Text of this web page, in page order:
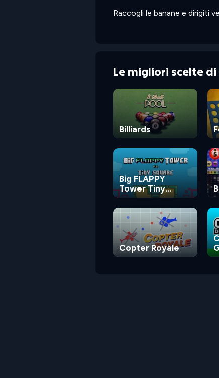
Raccogli le banane e dirigiti
Le migliori scelte
Billiards
Big FLAPPY
Tower Tiny
Square
Copter Royale